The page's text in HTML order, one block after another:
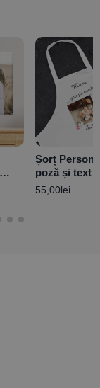
Șorț
poză și text
gătește II
55,00lei